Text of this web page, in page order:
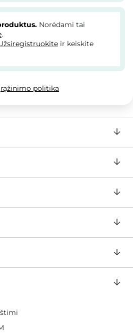
Norėdami tai
.
ir keiskite
politika